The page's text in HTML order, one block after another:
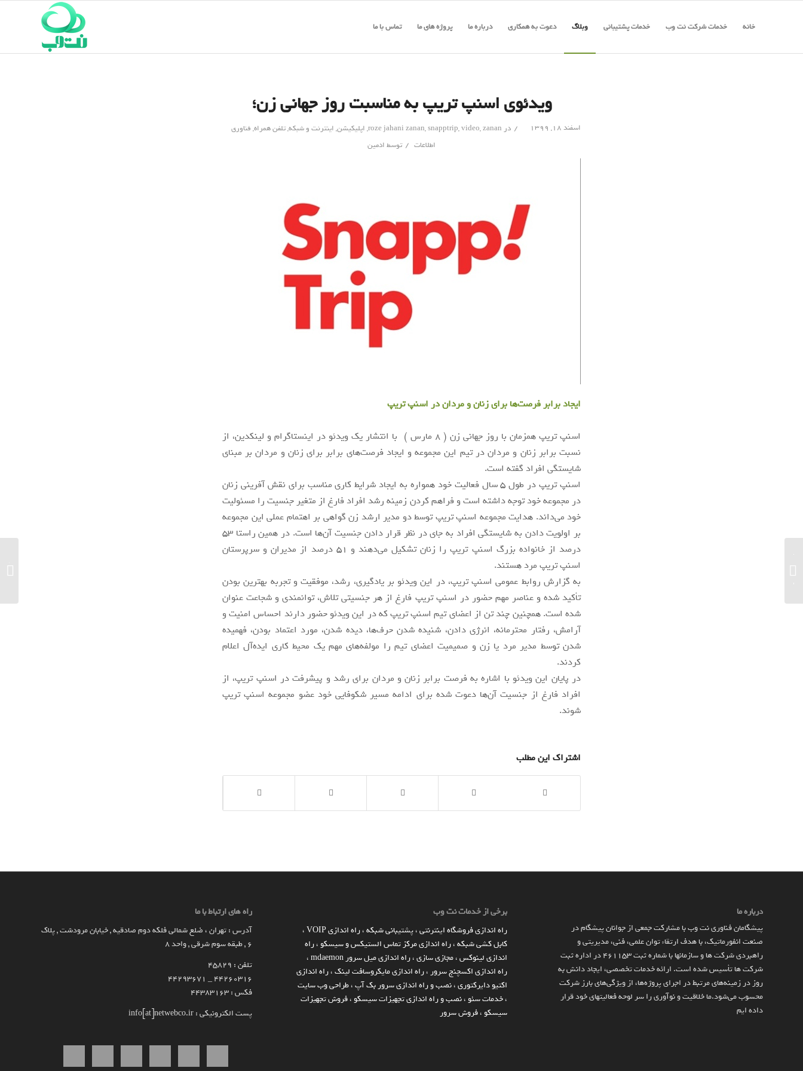
خانه خدمات شرکت نت وب خدمات پشتیبانی وبلاگ دعوت به همکاری درباره ما پروژه های ما تماس با ما
ویدئوی اسنپ تریپ به مناسبت روز جهانی زن؛
اسفند ۱۸, ۱۳۹۹ / در roze jahani zanan,snapptrip,video,zanan
, اپلیکیشن, اینترنت و شبکه,تلفن همراه, فناوری
اطلاعات / توسط ادمین
ایجاد برابر فرصت‌ها برای زنان و مردان در اسنپ تریپ
اسنپ تریپ همزمان با روز جهانی زن ( 8 مارس ) با انتشار یک ویدئو در اینستاگرام و لینکدین، از
نسبت برابر زنان و مردان در تیم این مجموعه و ایجاد فرصت‌های برابر برای زنان و مردان بر مبنای
شایستگی افراد گفته است.
اسنپ تریپ در طول 5 سال فعالیت خود همواره به ایجاد شرایط کاری مناسب برای نقش آفرینی زنان
در مجموعه خود توجه داشته است و فراهم کردن زمینه رشد افراد فارغ از متغیر جنسیت را مسئولیت
خود می‌داند. هدایت مجموعه اسنپ تریپ توسط دو مدیر ارشد زن گواهی بر اهتمام عملی این مجموعه
بر اولویت دادن به شایستگی افراد به جای در نظر قرار دادن جنسیت آن‌ها است. در همین راستا 53
درصد از خانواده بزرگ اسنپ تریپ را زنان تشکیل می‌دهند و 51 درصد از مدیران و سرپرستان
اسنپ تریپ مرد هستند.
به گزارش روابط عمومی اسنپ تریپ، در این ویدئو بر یادگیری، رشد، موفقیت و تجربه بهترین بودن
تأکید شده و عناصر مهم حضور در اسنپ تریپ فارغ از هر جنسیتی تلاش، توانمندی و شجاعت عنوان
شده است. همچنین چند تن از اعضای تیم اسنپ تریپ که در این ویدئو حضور دارند احساس امنیت و
آرامش، رفتار محترمانه، انرژی دادن، شنیده شدن حرف‌ها، دیده شدن، مورد اعتماد بودن، فهمیده
شدن توسط مدیر مرد یا زن و صمیمیت اعضای تیم را مولفه‌های مهم یک محیط کاری ایده‌آل اعلام
کردند.
در پایان این ویدئو با اشاره به فرصت برابر زنان و مردان برای رشد و پیشرفت در اسنپ تریپ، از
افراد فارغ از جنسیت آن‌ها دعوت شده برای ادامه مسیر شکوفایی خود عضو مجموعه اسنپ تریپ
شوند.
اشتراک این مطلب
راه های ارتباط با ما
آدرس : تهران ، ضلع شمالی فلکه دوم صادقیه , خیابان مرودشت , پلاک
۶ , طبقه سوم شرقی , واحد ۸
تلفن : 45829
۴۴۲۶۰۳۱۶ _ 44293671
فکس : 44383163
پست الکترونیکی : info[at]netwebco.ir
برخی از خدمات نت وب
راه اندازي فروشگاه اينترنتي،پشتیبانی شبکه،راه اندازی VOIP
،
کابل کشی شبکه،راه اندازی مرکز تماس الستیکس و سیسکو ،راه
اندازی لینوکس،مجازی سازی،راه اندازی میل سرور mdaemon
،
راه اندازی اکسچنج سرور ،راه اندازی مایکروسافت لینک،راه اندازی
اکتیو دایرکتوری،نصب و راه اندازی سرور بک آپ،طراحی وب سایت
،خدمات سئو ،نصب و راه اندازی تجهیزات سیسکو ،فروش تجهیزات
سیسکو ،فروش سرور
درباره ما
پیشگامان فناوری نت وب با مشارکت جمعی از جوانان پیشگام در
صنعت انفورماتیک، با هدف ارتقاء توان علمی، فنی، مدیریتی و
راهبردی شرکت ها و سازمان­ها با شماره ثبت 461153 در اداره ثبت
شرکت ها تأسیس شده است. ارائه خدمات تخصصی، ایجاد دانش به‌
روز در زمینه‌های مرتبط در اجرای پروژه‌ها، از ویژگی‌های بارز شرکت
محسوب می‌شود.ما خلاقیت و نوآوری را سر لوحه فعالیتهای خود قرار
داده ایم
هفت
دیجیتا...